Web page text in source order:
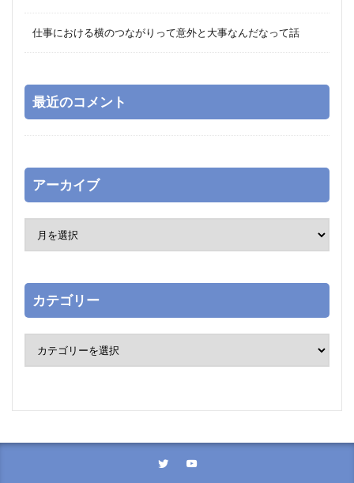
仕事における横のつながりって意外と大事なんだなって話
最近のコメント
アーカイブ
カテゴリー